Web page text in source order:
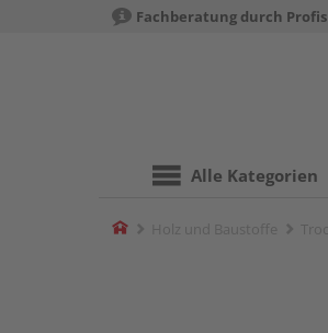
Fachberatung durch Profis
Alle Kategorien
Home